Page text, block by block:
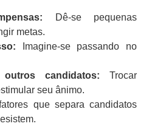
Dê-se pequenas
metas.
Imagine-se passando no
candidatos: Trocar
seu ânimo.
que separa candidatos